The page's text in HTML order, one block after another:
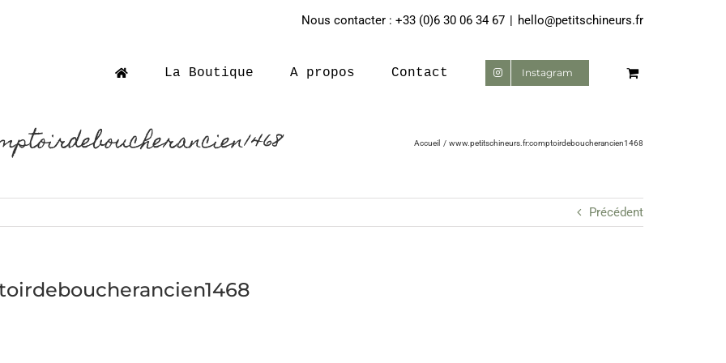
Nous contacter : +33 (0)6 30 06 34 67 | hello@petitschineurs.fr
La Boutique A propos Contact Instagram
Accueil www.petitschineurs.fr:comptoirdeboucherancien1468
Précédent